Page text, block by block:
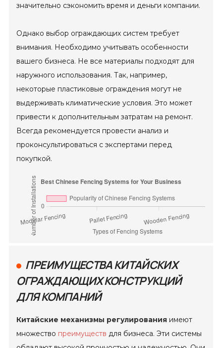
значительно сэкономить время и деньги компании.
Однако выбор ограждающих систем требует
внимания. Необходимо учитывать особенности
вашего бизнеса. Не все материалы подходят для
наружного использования. Так, например,
некоторые пластиковые ограждения могут не
выдерживать климатические условия. Это может
привести к дополнительным затратам на ремонт.
Всегда рекомендуется провести анализ и
проконсультироваться с экспертами перед
покупкой.
ПРЕИМУЩЕСТВА КИТАЙСКИХ
ОГРАЖДАЮЩИХ КОНСТРУКЦИЙ
ДЛЯ КОМПАНИЙ
Китайские механизмы регулирования имеют
множество преимуществ для бизнеса. Эти системы